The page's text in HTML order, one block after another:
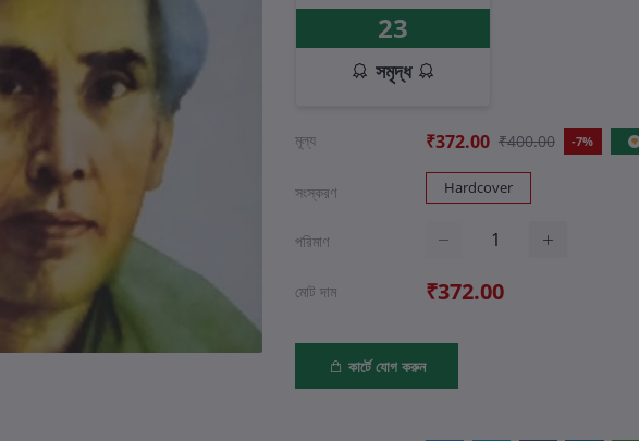
23
সমৃদ্ধ
মূল্য ₹372.00 ₹400.00 -7%
সংস্করণ Hardcover
পরিমাণ
মোট দাম ₹372.00
কার্টে যোগ করুন